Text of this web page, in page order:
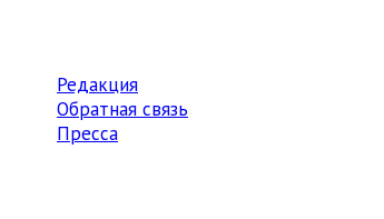
Редакция
Обратная связь
Пресса